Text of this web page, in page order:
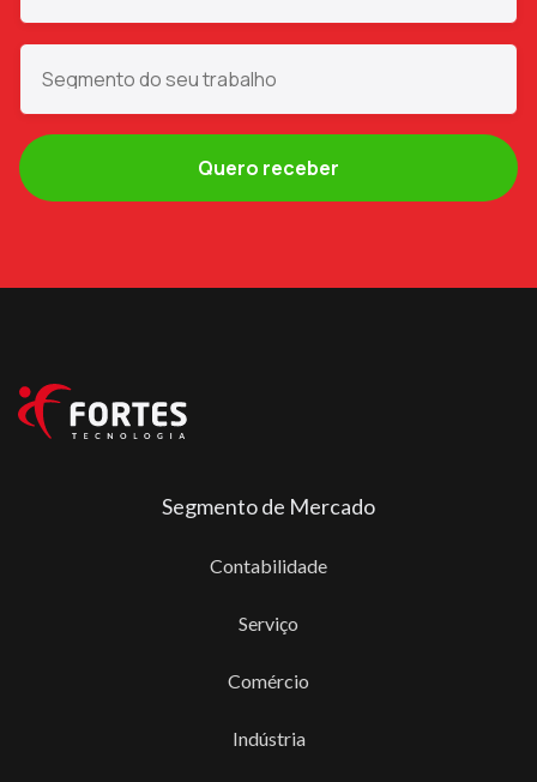
Segmento de Mercado
Contabilidade
Serviço
Comércio
Indústria